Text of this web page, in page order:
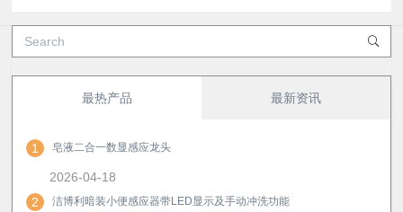
最热产品 最新资讯
1 皂液二合一数显感应龙头
2026-04-18
2
洁博利暗装小便感应器带LED显示及手动冲洗功能